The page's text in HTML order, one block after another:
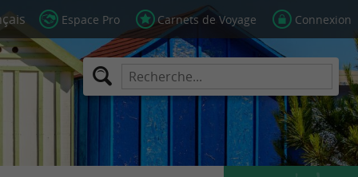
Espace Pro Carnets de Voyage Connexion